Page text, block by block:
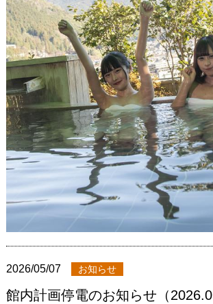
2026/05/07 お知らせ
館内計画停電のお知らせ（